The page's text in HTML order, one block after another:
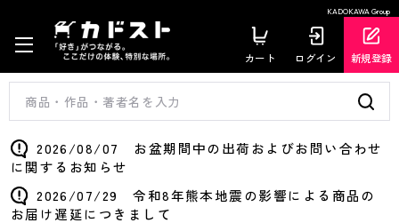
KADOKAWA Group
カート ログイン 新規登録
2026/08/07 お盆期間中の出荷およびお問い合わせ
に関するお知らせ
2026/07/29 令和8年熊本地震の影響による商品の
お届け遅延につきまして